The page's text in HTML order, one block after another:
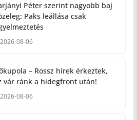
Péter szerint nagyobb baj
Paks leállása csak
2026-08-06
– Rossz hírek érkeztek,
vár ránk a hidegfront után!
2026-08-06